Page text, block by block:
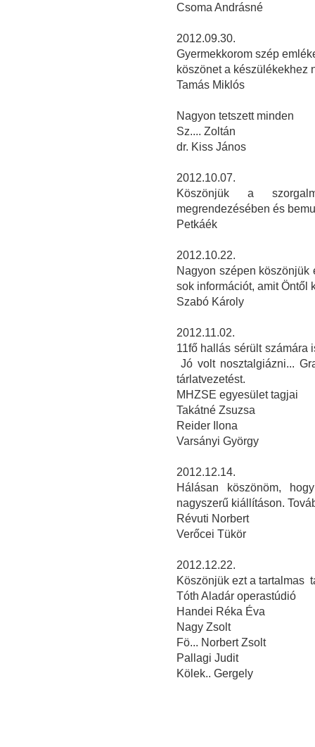
Csoma Andrásné
2012.09.30.
Gyermekkorom szép
köszönet a készülékekhez
Tamás Miklós
Nagyon tetszett minden
Sz.... Zoltán
dr. Kiss János
2012.10.07.
Köszönjük a
megrendezésében és
Petkáék
2012.10.22.
Nagyon szépen
sok információt, amit
Szabó Károly
2012.11.02.
11fő hallás sérült számára
Jó volt nosztalgiázni...
tárlatvezetést.
MHZSE egyesület tagjai
Takátné Zsuzsa
Reider Ilona
Varsányi György
2012.12.14.
Hálásan köszönöm,
nagyszerű kiállításon.
Révuti Norbert
Verőcei Tükör
2012.12.22.
Köszönjük ezt a tartalmas
Tóth Aladár operastúdió
Handei Réka Éva
Nagy Zsolt
Fö... Norbert Zsolt
Pallagi Judit
Kölek.. Gergely